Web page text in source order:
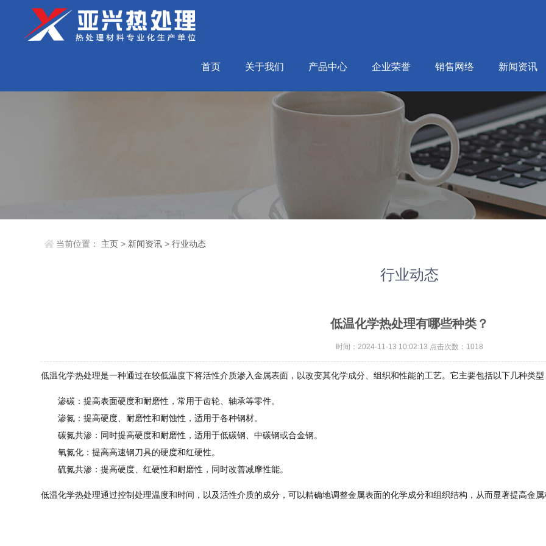
首页 关于我们 产品中心 企业荣誉 销售网络 新闻资讯
当前位置： 主页 > 新闻资讯 >行业动态
行业动态
低温化学热处理有哪些种类？
时间：2024-11-13 10:02:13 点击次数： 1018
低温化学热处理是一种通过在较低温度下将活性介质渗入金属表面，以改变其化学成分、组织和性能的工艺。它主要包括以下几种类型
渗碳 ：提高表面硬度和耐磨性，常用于齿轮、轴承等零件。
渗氮 ：提高硬度、耐磨性和耐蚀性，适用于各种钢材。
碳氮共渗 ：同时提高硬度和耐磨性，适用于低碳钢、中碳钢或合金钢。
氧氮化 ：提高高速钢刀具的硬度和红硬性。
硫氮共渗 ：提高硬度、红硬性和耐磨性，同时改善减摩性能。
低温化学热处理通过控制处理温度和时间，以及活性介质的成分，可以精确地调整金属表面的化学成分和组织结构，从而显著提高金